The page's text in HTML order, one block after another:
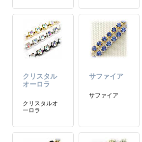
クリスタル
オーロラ
クリスタルオ
ーロラ
サファイア
サファイア